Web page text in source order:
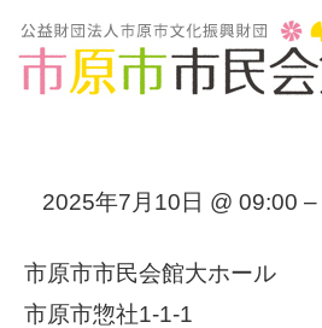
2025年7月10日 @ 09:00
市原市市民会館大ホール
市原市惣社1-1-1